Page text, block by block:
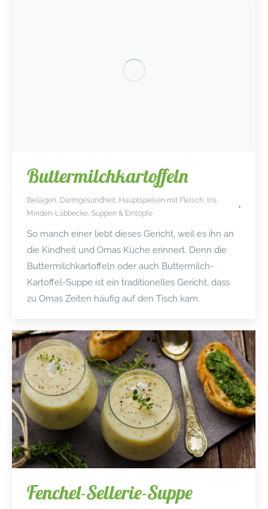
Buttermilchkartoffeln
Beilagen Darmgesundheit Hauptspeisen mit Fleisch Iris
Minden-Lübbecke Suppen & Eintöpfe
So manch einer liebt dieses Gericht, weil es ihn an
die Kindheit und Omas Küche erinnert. Denn die
Buttermilchkartoffeln oder auch Buttermilch-
Kartoffel-Suppe ist ein traditionelles Gericht, dass
zu Omas Zeiten häufig auf den Tisch kam.
Fenchel-Sellerie-Suppe